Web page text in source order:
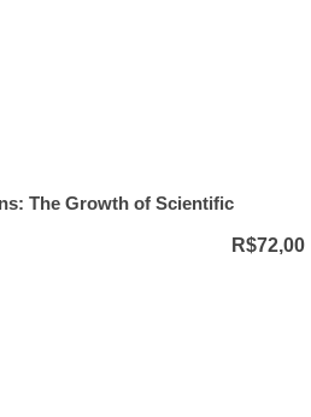
The Growth of Scientific
R$72,00